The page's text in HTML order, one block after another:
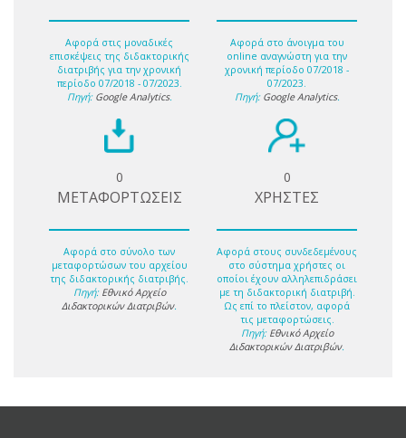
Αφορά στις μοναδικές
επισκέψεις της διδακτορικής
διατριβής για την χρονική
περίοδο 07/2018 - 07/2023.
Πηγή: Google Analytics.
Αφορά στο άνοιγμα του
online αναγνώστη για την
χρονική περίοδο 07/2018 -
07/2023.
Πηγή: Google Analytics.
0
ΜΕΤΑΦΟΡΤΩΣΕΙΣ
Αφορά στο σύνολο των
μεταφορτώσων του αρχείου
της διδακτορικής διατριβής.
Πηγή: Εθνικό Αρχείο
Διδακτορικών Διατριβών.
0
ΧΡΗΣΤΕΣ
Αφορά στους συνδεδεμένους
στο σύστημα χρήστες οι
οποίοι έχουν αλληλεπιδράσει
με τη διδακτορική διατριβή.
Ως επί το πλείστον, αφορά
τις μεταφορτώσεις.
Πηγή: Εθνικό Αρχείο
Διδακτορικών Διατριβών.